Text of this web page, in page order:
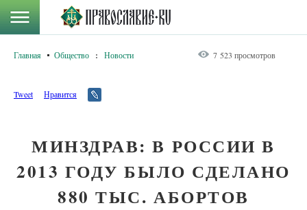
Главная Общество : Новости 7 523 просмотров
Tweet Нравится
МИНЗДРАВ: В РОССИИ В
2013 ГОДУ БЫЛО СДЕЛАНО
880 ТЫС. АБОРТОВ